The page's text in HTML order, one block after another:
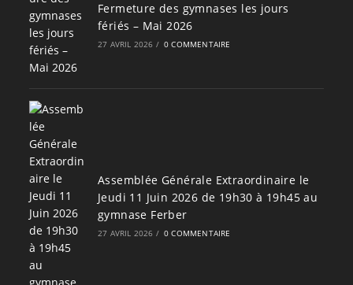
Fermeture des gymnases les jours
fériés – Mai 2026
27 AVRIL 2026 / 0 COMMENTAIRE
Assemblée Générale Extraordinaire le
Jeudi 11 Juin 2026 de 19h30 à 19h45 au
gymnase Ferber
27 AVRIL 2026 / 0 COMMENTAIRE